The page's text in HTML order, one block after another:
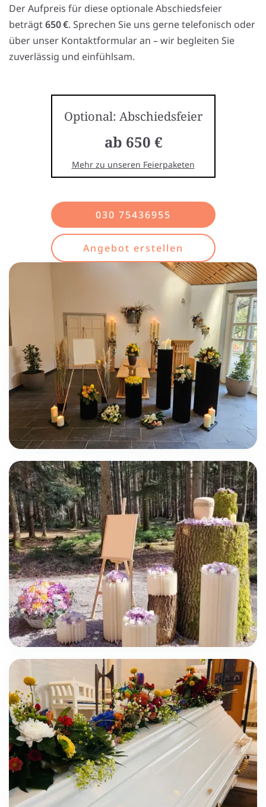
Der Aufpreis für diese optionale Abschiedsfeier
beträgt650 €. Sprechen Sie uns gerne telefonisch oder
über unser Kontaktformular an – wir begleiten Sie
zuverlässig und einfühlsam.
Optional: Abschiedsfeier
ab 650 €
Mehr zu unseren Feierpaketen
030 75436955
Angebot erstellen